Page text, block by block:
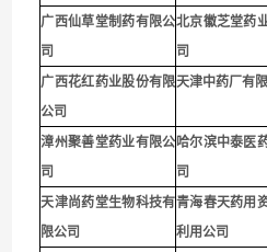
广西仙草堂制药有限公
司
北京徽芝堂药
司
广西花红药业股份有限
公司
天津中药厂有
漳州聚善堂药业有限公
司
哈尔滨中泰医
司
天津尚药堂生物科技有
限公司
青海春天药用
利用公司